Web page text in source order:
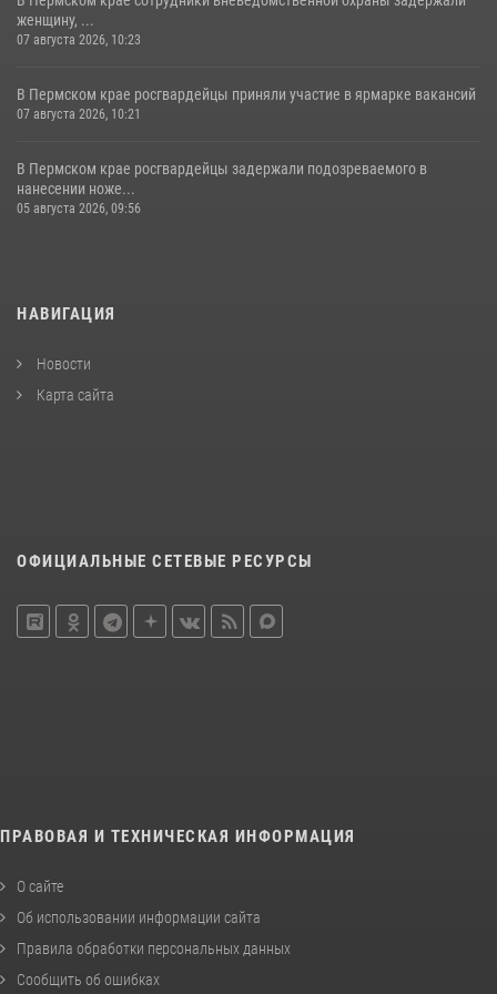
женщину, ...
07 августа 2026, 10:23
В Пермском крае росгвардейцы приняли участие в ярмарке вакансий
07 августа 2026, 10:21
В Пермском крае росгвардейцы задержали подозреваемого в
нанесении ноже...
05 августа 2026, 09:56
НАВИГАЦИЯ
Новости
Карта сайта
ОФИЦИАЛЬНЫЕ СЕТЕВЫЕ РЕСУРСЫ
ПРАВОВАЯ И ТЕХНИЧЕСКАЯ ИНФОРМАЦИЯ
О сайте
Об использовании информации сайта
Правила обработки персональных данных
Сообщить об ошибках